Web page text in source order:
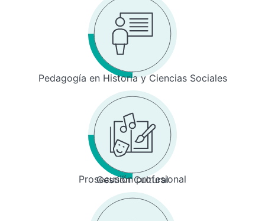
Pedagogía en Historia y Ciencias Sociales
Prosecusión profesional
Gestión Cultural